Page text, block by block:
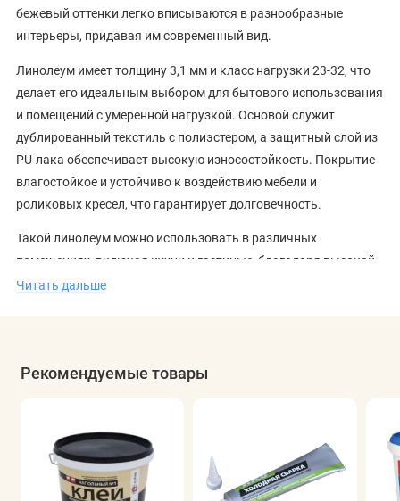
бежевый оттенки легко вписываются в разнообразные
интерьеры, придавая им современный вид.
Линолеум имеет толщину 3,1 мм и класс нагрузки 23-32, что
делает его идеальным выбором для бытового использования
и помещений с умеренной нагрузкой. Основой служит
дублированный текстиль с полиэстером, а защитный слой из
PU-лака обеспечивает высокую износостойкость. Покрытие
влагостойкое и устойчиво к воздействию мебели и
роликовых кресел, что гарантирует долговечность.
Такой линолеум можно использовать в различных
помещениях, включая кухни и гостиные, благодаря высокой
устойчивости к износу и легкости в уходе. Он также подходит
все преимущества Ideal.
Читать дальше
Рекомендуемые товары